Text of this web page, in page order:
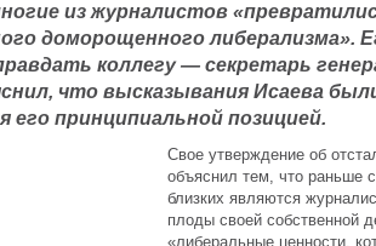
из журналистов
доморощенного либерализма».
коллегу — секретарь
что высказывания Исаева
его принципиальной позицией.
Свое утверждение об
объяснил тем, что раньше
близких являются
плоды своей собственной
«либеральные ценности,